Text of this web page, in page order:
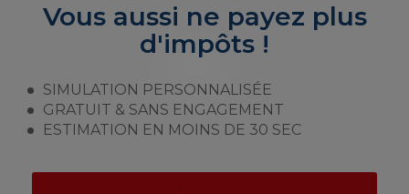
Vous aussi ne payez plus
d'impôts !
SIMULATION PERSONNALISÉE
GRATUIT & SANS ENGAGEMENT
ESTIMATION EN MOINS DE 30 SEC